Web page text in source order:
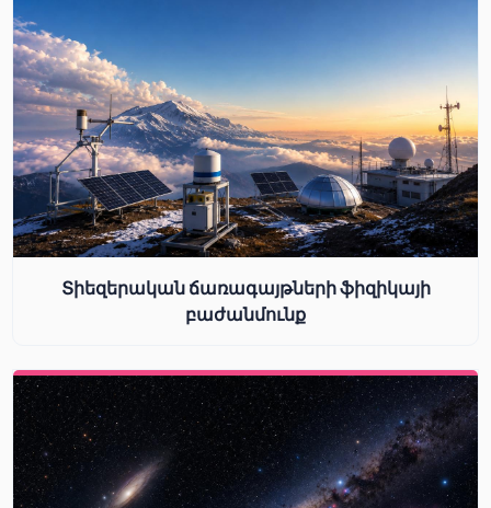
Տիեզերական ճառագայթների ֆիզիկայի
բաժանմունք